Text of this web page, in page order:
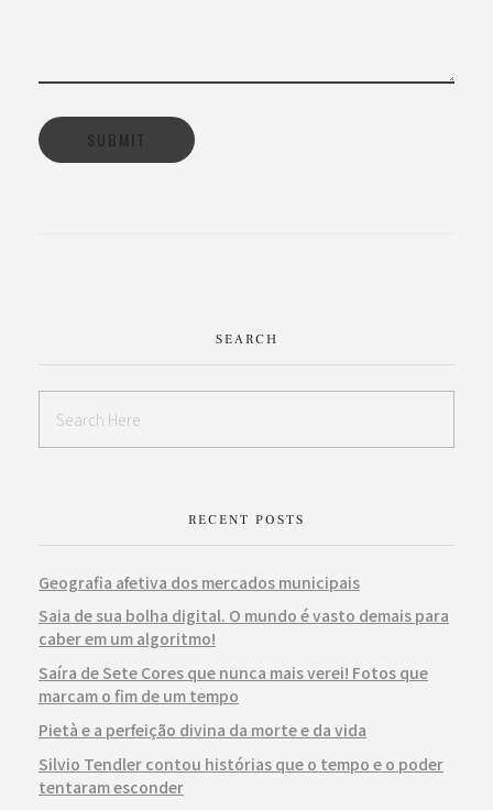
SEARCH
RECENT POSTS
Geografia afetiva dos mercados municipais
Saia de sua bolha digital. O mundo é vasto demais para
caber em um algoritmo!
Saíra de Sete Cores que nunca mais verei! Fotos que
marcam o fim de um tempo
Pietà e a perfeição divina da morte e da vida
Silvio Tendler contou histórias que o tempo e o poder
tentaram esconder